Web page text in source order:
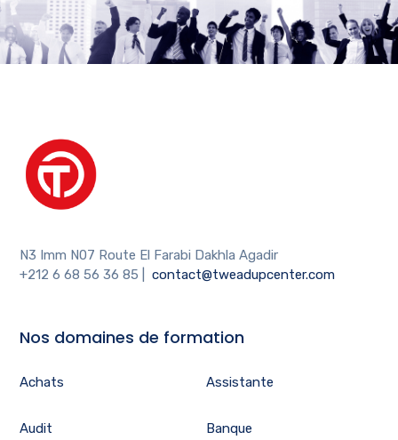
N3 Imm N07 Route El Farabi Dakhla Agadir
+212 6 68 56 36 85
|contact@tweadupcenter.com
Nos domaines de formation
Achats Assistante
Audit Banque